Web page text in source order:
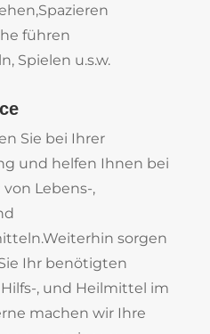
führen
Spielen u.s.w.
Sie bei Ihrer
und helfen Ihnen bei
Lebens-,
sorgen
Ihr benötigten
, und Heilmittel im
machen wir Ihre